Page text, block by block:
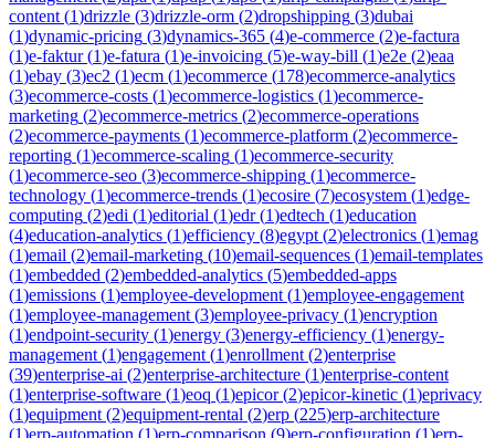
content (1)drizzle (3)drizzle-orm (2)dropshipping (3)dubai
(1)dynamic-pricing (3)dynamics-365 (4)e-commerce (2)e-factura
(1)e-faktur(1)e-fatura (1)e-invoicing (5)e-way-bill (1)e2e (2)eaa
(1)ebay (3)ec2 (1)ecm (1)ecommerce (178)ecommerce-analytics
(3)ecommerce-costs (1)ecommerce-logistics (1)ecommerce-
marketing (2)ecommerce-metrics (2)ecommerce-operations
(2)ecommerce-payments (1)ecommerce-platform (2)ecommerce-
reporting (1)ecommerce-scaling (1)ecommerce-security
(1)ecommerce-seo (3)ecommerce-shipping (1)ecommerce-
technology (1)ecommerce-trends (1)ecosire (7)ecosystem (1)edge-
computing (2)edi (1)editorial (1)edr(1)edtech (1)education
(4)education-analytics (1)efficiency (8)egypt (2)electronics (1)emag
(1)email (2)email-marketing (10)email-sequences (1)email-templates
(1)embedded (2)embedded-analytics (5)embedded-apps
(1)emissions (1)employee-development (1)employee-engagement
(1)employee-management (3)employee-privacy (1)encryption
(1)endpoint-security (1)energy (3)energy-efficiency (1)energy-
management (1)engagement (1)enrollment (2)enterprise
(39)enterprise-ai (2)enterprise-architecture (1)enterprise-content
(1)enterprise-software (1)eoq (1)epicor(2)epicor-kinetic (1)eprivacy
(1)equipment (2)equipment-rental (2)erp (225)erp-architecture
(1)erp-automation (1)erp-comparison (9)erp-configuration (1)erp-